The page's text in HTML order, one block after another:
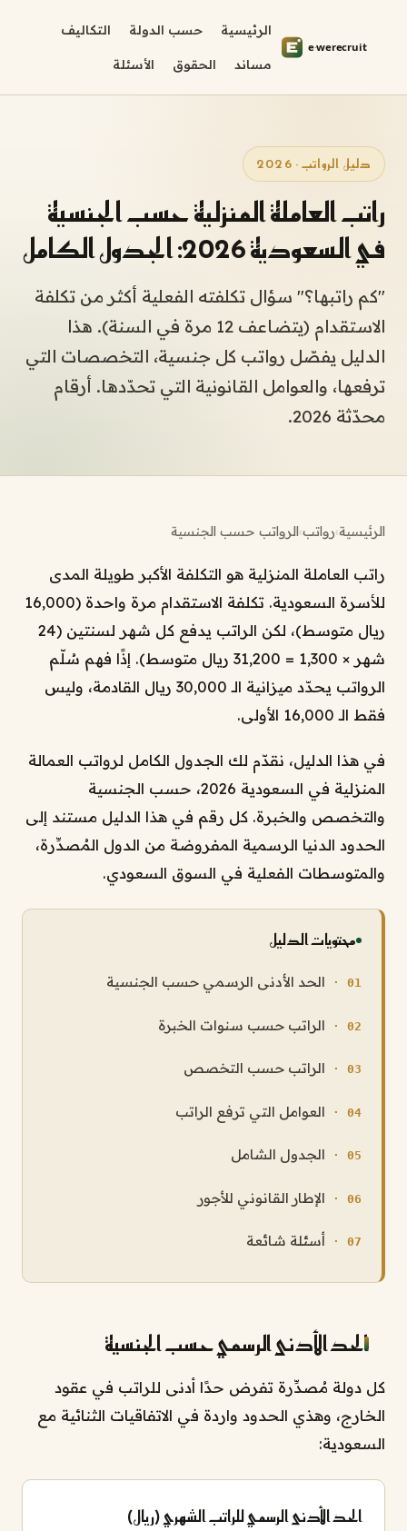
الرئيسية حسب الدولة التكاليف
مساند الحقوق الأسئلة
دليل الرواتب · 2026
راتب العاملة المنزلية حسب الجنسية
في السعودية 2026: الجدول الكامل
"كم راتبها؟" سؤال تكلفته الفعلية أكثر من تكلفة
الاستقدام (يتضاعف 12 مرة في السنة). هذا
الدليل يفصّل رواتب كل جنسية، التخصصات التي
ترفعها، والعوامل القانونية التي تحدّدها. أرقام
محدّثة 2026.
الرئيسية›رواتب›الرواتب حسب الجنسية
راتب العاملة المنزلية هو التكلفة الأكبر طويلة المدى
للأسرة السعودية. تكلفة الاستقدام مرة واحدة (16,000
ريال متوسط)، لكن الراتب يدفع كل شهر لسنتين (24
شهر × 1,300 = 31,200 ريال متوسط). إذًا فهم سُلّم
الرواتب يحدّد ميزانية الـ 30,000 ريال القادمة، وليس
فقط الـ 16,000 الأولى.
في هذا الدليل، نقدّم لك الجدول الكامل لرواتب العمالة
المنزلية في السعودية 2026، حسب الجنسية
والتخصص والخبرة. كل رقم في هذا الدليل مستند إلى
الحدود الدنيا الرسمية المفروضة من الدول المُصدِّرة،
والمتوسطات الفعلية في السوق السعودي.
محتويات الدليل
الحد الأدنى الرسمي حسب الجنسية
الراتب حسب سنوات الخبرة
الراتب حسب التخصص
العوامل التي ترفع الراتب
الجدول الشامل
الإطار القانوني للأجور
أسئلة شائعة
الحد الأدنى الرسمي حسب الجنسية
كل دولة مُصدِّرة تفرض حدًا أدنى للراتب في عقود
الخارج، وهذي الحدود واردة في الاتفاقيات الثنائية مع
السعودية:
الحد الأدنى الرسمي للراتب الشهري (ريال)